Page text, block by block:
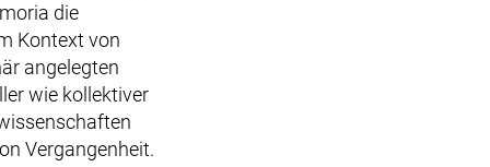
die
Kontext von
angelegten
wie kollektiver
Vergangenheit.